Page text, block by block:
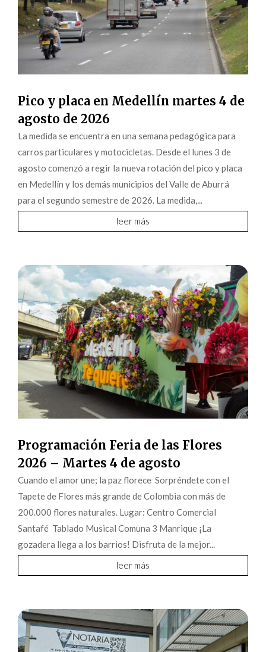
Pico y placa en Medellín martes 4 de
agosto de 2026
La medida se encuentra en una semana pedagógica para
carros particulares y motocicletas. Desde el lunes 3 de
agosto comenzó a regir la nueva rotación del pico y placa
en Medellín y los demás municipios del Valle de Aburrá
para el segundo semestre de 2026. La medida,...
leer más
Programación Feria de las Flores
2026 – Martes 4 de agosto
Cuando el amor une; la paz florece Sorpréndete con el
Tapete de Flores más grande de Colombia con más de
200.000 flores naturales. Lugar: Centro Comercial
Santafé Tablado Musical Comuna 3 Manrique ¡La
gozadera llega a los barrios! Disfruta de la mejor...
leer más